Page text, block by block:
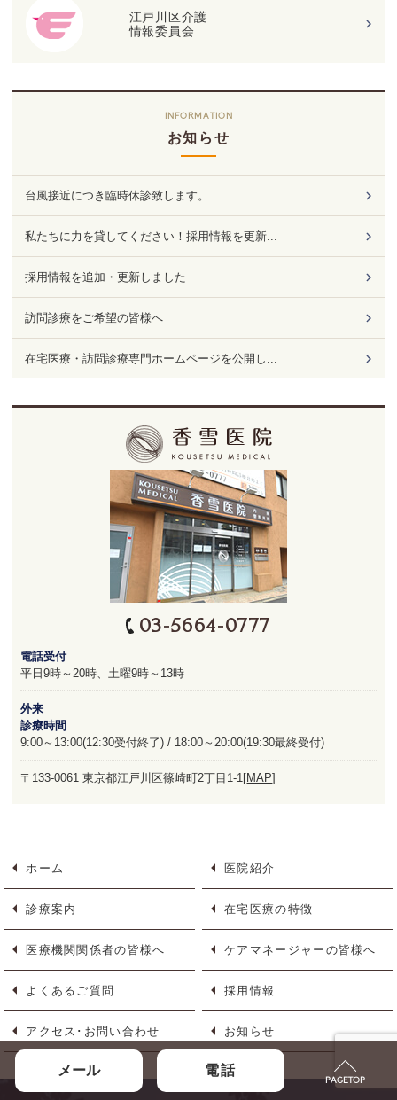
江戸川区介護
情報委員会
INFORMATION
お知らせ
台風接近につき臨時休診致します。
私たちに力を貸してください！採用情報を更新...
採用情報を追加・更新しました
訪問診療をご希望の皆様へ
在宅医療・訪問診療専門ホームページを公開し...
03-5664-0777
電話受付
平日9時～20時、土曜9時～13時
外来
診療時間
9:00～13:00(12:30受付終了) / 18:00～20:00(19:30最終受付)
〒133-0061 東京都江戸川区篠崎町2丁目1-1[MAP]
ホーム 医院紹介
診療案内 在宅医療の特徴
医療機関関係者の皆様へ ケアマネージャーの皆様へ
よくあるご質問 採用情報
アクセス･お問い合わせ お知らせ
メール 電話
PAGETOP